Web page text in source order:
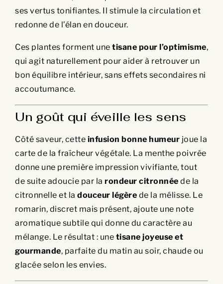
ses vertus tonifiantes. Il stimule la circulation et
redonne de l’élan en douceur.
Ces plantes forment une tisane pour l’optimisme,
qui agit naturellement pour aider à retrouver un
bon équilibre intérieur, sans effets secondaires ni
accoutumance.
Un goût qui éveille les sens
Côté saveur, cette infusion bonne humeur joue la
carte de la fraîcheur végétale. La menthe poivrée
donne une première impression vivifiante, tout
de suite adoucie par la rondeur citronnée de la
citronnelle et la douceur légère de la mélisse. Le
romarin, discret mais présent, ajoute une note
aromatique subtile qui donne du caractère au
mélange. Le résultat : une tisane joyeuse et
gourmande, parfaite du matin au soir, chaude ou
glacée selon les envies.